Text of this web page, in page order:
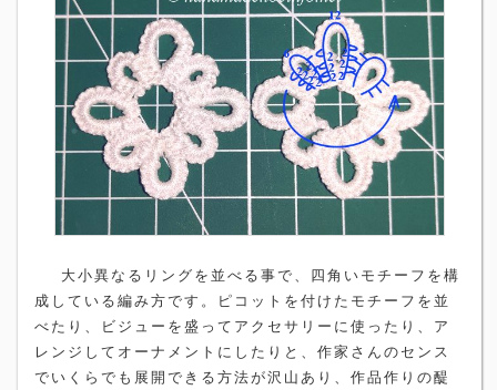
大小異なるリングを並べる事で、四角いモチーフを構
成している編み方です。ピコットを付けたモチーフを並
べたり、ビジューを盛ってアクセサリーに使ったり、ア
レンジしてオーナメントにしたりと、作家さんのセンス
でいくらでも展開できる方法が沢山あり、作品作りの醍